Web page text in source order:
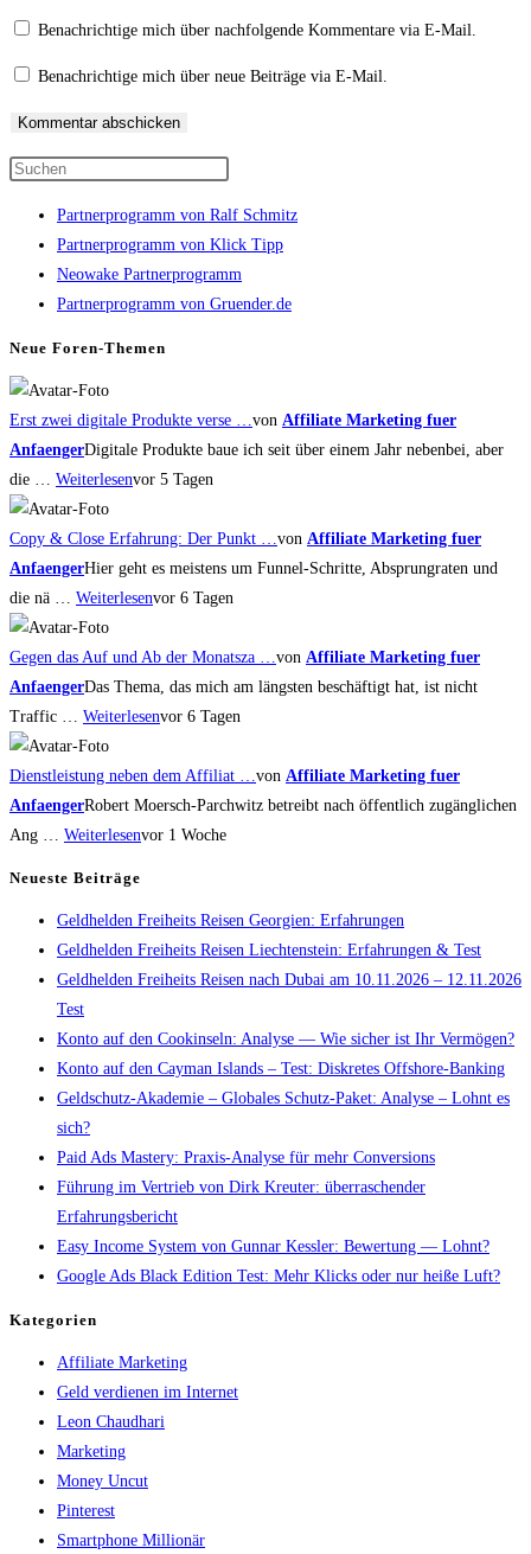
Kommentieren
zum
ein
ein Benachrichtige mich über nachfolgende Kommentare via E-Mail.
Benachrichtige mich über neue Beiträge via E-Mail.
to
close
the
search
Partnerprogramm von Ralf Schmitz
Partnerprogramm von Klick Tipp
Neowake Partnerprogramm
Partnerprogramm von Gruender.de
Neue Foren-Themen
Erst zwei digitale Produkte verse … von Affiliate Marketing fuer
AnfaengerDigitale Produkte baue ich seit über einem Jahr nebenbei, aber
die … Weiterlesenvor 5 Tagen
Copy & Close Erfahrung: Der Punkt … von Affiliate Marketing fuer
AnfaengerHier geht es meistens um Funnel-Schritte, Absprungraten und
die nä … Weiterlesenvor 6 Tagen
Gegen das Auf und Ab der Monatsza … von Affiliate Marketing fuer
AnfaengerDas Thema, das mich am längsten beschäftigt hat, ist nicht
Traffic … Weiterlesenvor 6 Tagen
Dienstleistung neben dem Affiliat … von Affiliate Marketing fuer
AnfaengerRobert Moersch-Parchwitz betreibt nach öffentlich zugänglichen
Ang … Weiterlesenvor 1 Woche
Neueste Beiträge
Geldhelden Freiheits Reisen Georgien: Erfahrungen
Geldhelden Freiheits Reisen Liechtenstein: Erfahrungen & Test
Geldhelden Freiheits Reisen nach Dubai am 10.11.2026 – 12.11.2026
Test
Konto auf den Cookinseln: Analyse — Wie sicher ist Ihr Vermögen?
Konto auf den Cayman Islands – Test: Diskretes Offshore-Banking
Geldschutz-Akademie – Globales Schutz-Paket: Analyse – Lohnt es
sich?
Paid Ads Mastery: Praxis-Analyse für mehr Conversions
Führung im Vertrieb von Dirk Kreuter: überraschender
Erfahrungsbericht
Easy Income System von Gunnar Kessler: Bewertung — Lohnt?
Google Ads Black Edition Test: Mehr Klicks oder nur heiße Luft?
Kategorien
Affiliate Marketing
Geld verdienen im Internet
Leon Chaudhari
Marketing
Money Uncut
Pinterest
Smartphone Millionär